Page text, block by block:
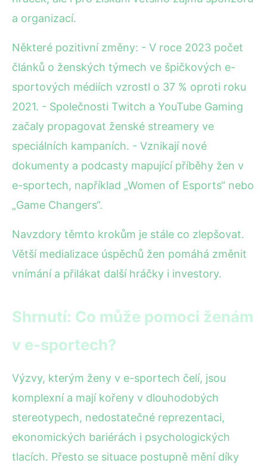
a organizací.
Některé pozitivní změny: - V roce 2023 počet
článků o ženských týmech ve špičkových e-
sportových médiích vzrostl o 37 % oproti roku
2021. - Společnosti Twitch a YouTube Gaming
začaly propagovat ženské streamery ve
speciálních kampaních. - Vznikají nové
dokumenty a podcasty mapující příběhy žen v
e-sportech, například „Women of Esports“ nebo
„Game Changers“.
Navzdory těmto krokům je stále co zlepšovat.
Větší medializace úspěchů žen pomáhá změnit
vnímání a přilákat další hráčky i investory.
Shrnutí: Co může pomoci ženám
v e-sportech?
Výzvy, kterým ženy v e-sportech čelí, jsou
komplexní a mají kořeny v dlouhodobých
stereotypech, nedostatečné reprezentaci,
ekonomických bariérách i psychologických
tlacích. Přesto se situace postupně mění díky